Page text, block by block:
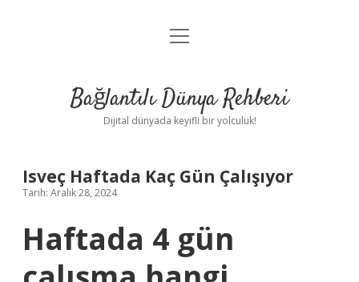
Anasayfa
Yasal Uyarı
menüyü
Bağlantılı Dünya Rehberi
Dijital dünyada keyifli bir yolculuk!
Isveç Haftada Kaç Gün Çalışıyor
Tarih: Aralık 28, 2024
Haftada 4 gün